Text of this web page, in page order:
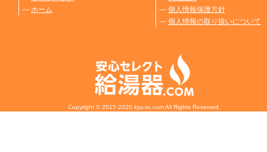
― ホーム
― 個人情報保護方針
― 個人情報の取り扱いについて
Copyright © 2015-2020 kyu-to.com All Rights Reserved.